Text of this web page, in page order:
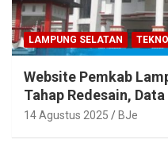
LAMPUNG SELATAN
Website Pemkab
Tahap Redesain,
Mudah Diakses
14 Agustus 2025 BJe